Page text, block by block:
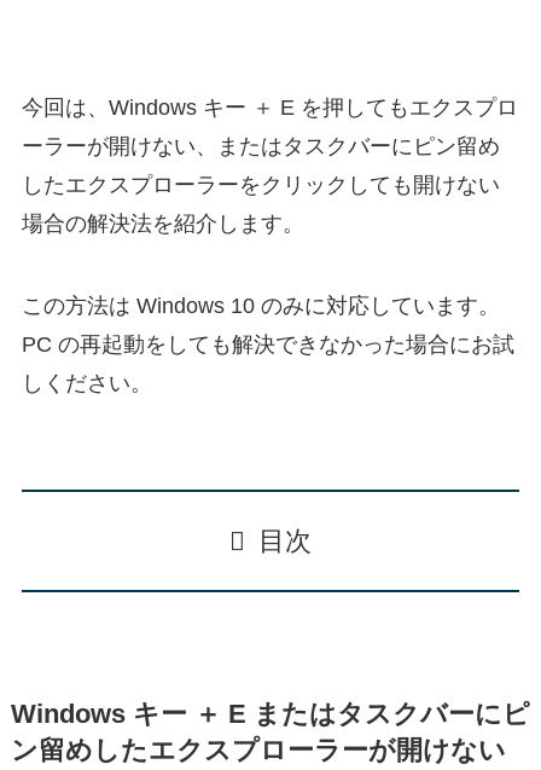
今回は、Windows キー ＋ E を押してもエクスプロ
ーラーが開けない、またはタスクバーにピン留め
したエクスプローラーをクリックしても開けない
場合の解決法を紹介します。
この方法は Windows 10 のみに対応しています。
PC の再起動をしても解決できなかった場合にお試
しください。
目次
Windows キー ＋ E またはタスクバーにピ
ン留めしたエクスプローラーが開けない